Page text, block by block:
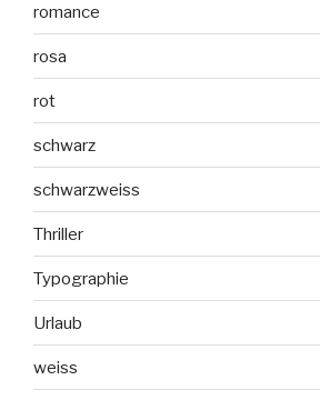
romance
rosa
rot
schwarz
schwarzweiss
Thriller
Typographie
Urlaub
weiss